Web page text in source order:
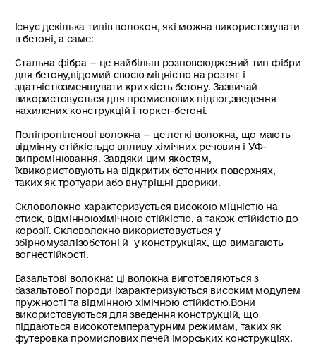
Існує декілька типів волокон, які можна використовувати
в бетоні, а саме:
Стальна фібра — це найбільш розповсюджений тип фібри
для бетону,відомий своєю міцністю на розтяг і
здатністюзменшувати крихкість бетону. Зазвичай
використовується для промислових підлог,зведення
нахилених конструкцій і торкет-бетоні.
Поліпропіленові волокна — це легкі волокна, що мають
відмінну стійкістьдо впливу хімічних речовин і УФ-
випромінювання. Завдяки цим якостям,
їхвикористовують на відкритих бетонних поверхнях,
таких як тротуари або внутрішні дворики.
Скловолокно характеризується високою міцністю на
стиск, відмінноюхімічною стійкістю, а також стійкістю до
корозії. Скловолокно використовується у
збірномузалізобетоні й у конструкціях, що вимагають
вогнестійкості.
Базальтові волокна: ці волокна виготовляються з
базальтової породи іхарактеризуються високим модулем
пружності та відмінною хімічною стійкістю.Вони
використовуються для зведення конструкцій, що
піддаються високотемпературним режимам, таких як
футеровка промислових печей іморських конструкціях.